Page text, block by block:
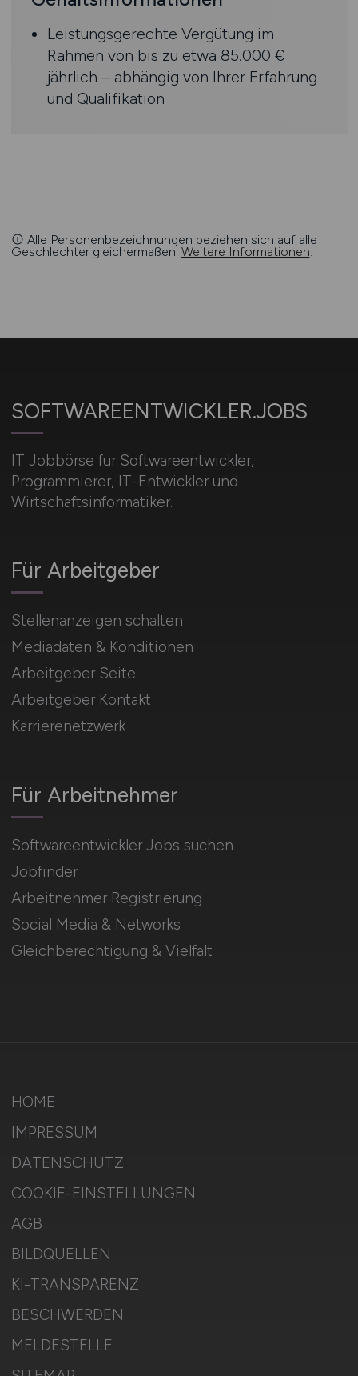
Leistungsgerechte Vergütung im
Rahmen von bis zu etwa 85.000 €
jährlich – abhängig von Ihrer Erfahrung
und Qualifikation
Alle Personenbezeichnungen beziehen sich auf alle
Geschlechter gleichermaßen. Weitere Informationen
SOFTWAREENTWICKLER.JOBS
IT Jobbörse für Softwareentwickler,
Programmierer, IT-Entwickler und
Wirtschaftsinformatiker.
Für Arbeitnehmer
Softwareentwickler Jobs suchen
Jobfinder
Arbeitnehmer Registrierung
Social Media & Networks
Gleichberechtigung & Vielfalt
Für Arbeitgeber
Stellenanzeigen schalten
Mediadaten & Konditionen
Arbeitgeber Seite
Arbeitgeber Kontakt
Karrierenetzwerk
HOME
IMPRESSUM
DATENSCHUTZ
COOKIE-EINSTELLUNGEN
AGB
BILDQUELLEN
KI-TRANSPARENZ
BESCHWERDEN
MELDESTELLE